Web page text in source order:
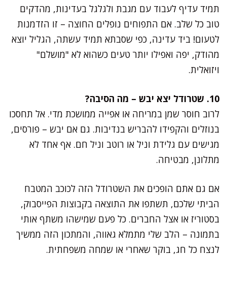
תמיד עדיף לעבוד עם מגבת ולגלגל בעדינות, מהדקים
טוב כל שלב. אם התפוחים נופלים החוצה – זו הזדמנות
לטעום! ביד עדינה, כפי שסבתא תמיד עשתה, הגליל יוצא
מהודק, יפה ואפילו יותר טעים כשהוא לא "מושלם"
ויזואלית.
10. שטרודל יצא יבש – מה הסיבה?
לרוב חוסר שמן במריחה או אפייה ממושכת מדי. אל תחסכו
בנוזלים והקפידו להבריש בנדיבות. גם אם יבש – פורסים,
מגישים עם גלידת וניל או רוטב וניל חם. אף אחד לא
מתלונן, מבטיחה.
אם גם אתם הופכים את השטרודל הזה לכוכב המטבח
הביתי שלכם, תשתפו את התוצאה בקבוצות הפייסבוק,
בסטוריז או אצל החברים. כל פעם שמישהו משתף אותי
בתמונה – הלב שלי מתמלא גאווה, והמתכון הזה ממשיך
לנצח כל חג, בוקר שאחרי או שמחה משפחתית.